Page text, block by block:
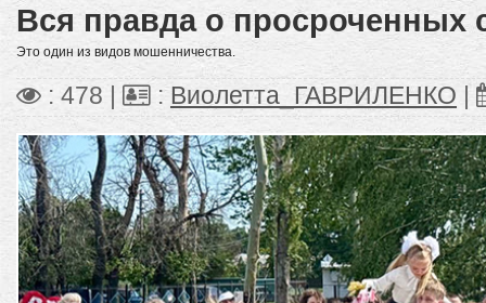
Вся правда о просроченных
Это один из видов мошенничества.
: 478 | : Виолетта_ГАВРИЛЕНКО